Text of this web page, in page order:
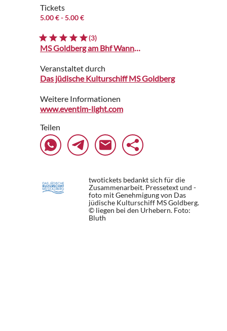
Tickets
5.00 €- 5.00 €
(3)
MS Goldberg am Bhf Wannsee
Veranstaltet durch
Das jüdische Kulturschiff MS Goldberg
Weitere Informationen
www.eventim-light.com
Teilen
twotickets bedankt sich für die
Zusammenarbeit. Pressetext und -
foto mit Genehmigung von Das
jüdische Kulturschiff MS Goldberg.
© liegen bei den Urhebern. Foto:
Bluth